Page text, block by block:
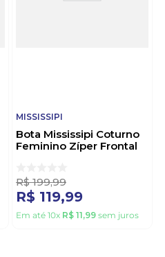
MISSISSIPI
Bota Mississipi Coturno
Feminino Zíper Frontal
R$ 199,99
R$ 119,99
Em até 10x R$ 11,99 sem juros